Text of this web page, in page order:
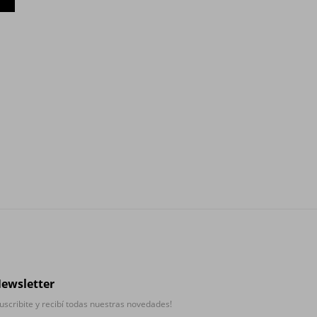
y recibí todas nuestras novedades!